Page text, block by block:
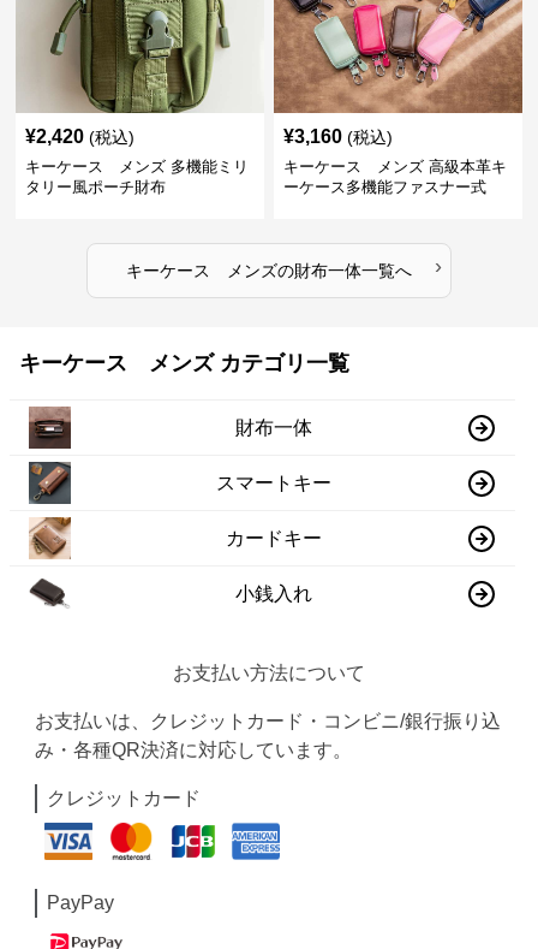
¥2,420 (税込)
キーケース メンズ 多機能ミリ
タリー風ポーチ財布
¥3,160 (税込)
キーケース メンズ 高級本革キ
ーケース多機能ファスナー式
キーケース メンズの財布一体一覧へ ›
キーケース メンズ カテゴリ一覧
財布一体
スマートキー
カードキー
小銭入れ
お支払い方法について
お支払いは、クレジットカード・コンビニ/銀行振り込
み・各種QR決済に対応しています。
クレジットカード
PayPay